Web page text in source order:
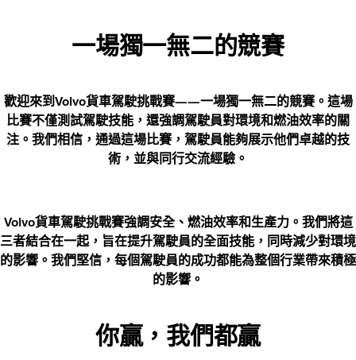
一場獨一無二的競賽
歡迎來到Volvo貨車駕駛挑戰賽——一場獨一無二的競賽。這場
比賽不僅測試駕駛技能，還強調駕駛員對環境和燃油效率的關
注。我們相信，通過這場比賽，駕駛員能夠展示他們卓越的技
術，並與同行交流經驗。
Volvo貨車駕駛挑戰賽強調安全、燃油效率和生產力。我們將這
三者結合在一起，旨在提升駕駛員的全面技能，同時減少對環境
的影響。我們堅信，每個駕駛員的成功都能為整個行業帶來積極
的影響。
你贏，我們都贏